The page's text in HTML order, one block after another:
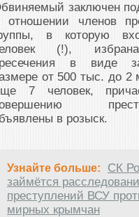
заключен
отношении членов
в которую
(!),
в виде
от 500 тыс. до 2
7 человек,
в розыск.
Узнайте больше:
СК
займётся
преступлений ВСУ
мирных крымчан